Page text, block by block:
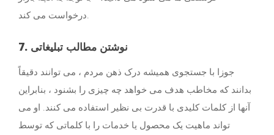
درخواست می کند.
7. نوشتن مطالب تبلیغاتی
جوزا با جستجوی همیشه درک ذهن مردم ، می توانند دقیقاً
بدانند که مخاطب هدف می خواهد چه چیزی را بشنود ، بنابراین
آنها از کلمات کلیدی با قدرت بی نظیر استفاده می کنند. او می
تواند ماهیت یک محصول یا خدمات را با کلماتی که توسط